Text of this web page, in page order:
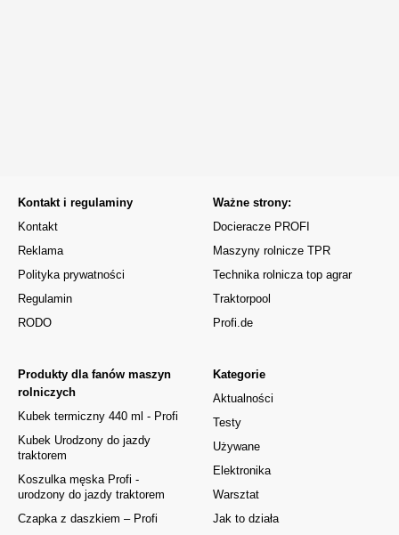
Kontakt i regulaminy
Kontakt
Reklama
Polityka prywatności
Regulamin
RODO
Kategorie
Aktualności
Testy
Używane
Elektronika
Warsztat
Jak to działa
Produkty dla fanów maszyn
rolniczych
Kubek termiczny 440 ml - Profi
Kubek Urodzony do jazdy
traktorem
Koszulka męska Profi -
urodzony do jazdy traktorem
Czapka z daszkiem – Profi
Ważne strony:
Docieracze PROFI
Maszyny rolnicze TPR
Technika rolnicza top agrar
Traktorpool
Profi.de